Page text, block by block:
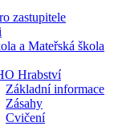
zastupitele
a Mateřská škola
Hrabství
Základní informace
Zásahy
Cvičení